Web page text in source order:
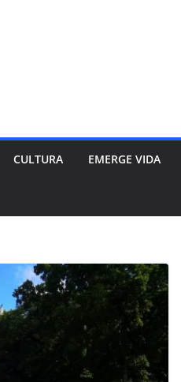
CULTURA EMERGE VIDA